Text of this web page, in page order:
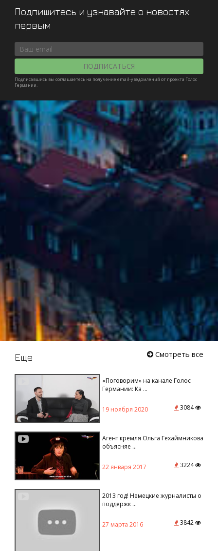
Подпишитесь и узнавайте о новостях
первым
ПОДПИСАТЬСЯ
Подписавшись вы соглашаетесь на получение email-уведомлений от проекта Голос
Германии.
Еще Смотреть все
«Поговорим» на канале Голос
Германии: Ка ...
19 ноября 2020 3084
Агент кремля Ольга Гехаймникова
объясняе ...
22 января 2017 3224
2013 год! Немецкие журналисты о
поддержк ...
27 марта 2016 3842